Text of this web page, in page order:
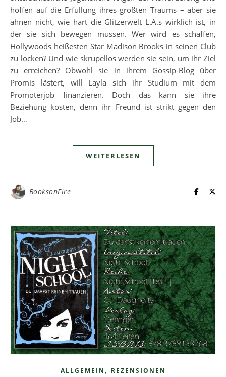
hoffen auf die Erfüllung ihres größten Traums – aber sie
ahnen nicht, wie hart die Glitzerwelt L.A.s wirklich ist, in
der sie sich bewegen müssen. Wer wird es schaffen,
Hollywoods heißesten Star Madison Brooks in seinen Club
zu locken? Und wie skrupellos werden sie sein, um ihr Ziel
zu erreichen? Obwohl sie in ihrem Gossip-Blog über
Promis lästert, will Layla sich ihr Studium mit dem
Promoterjob finanzieren. Doch das kann sie ihre
Beziehung kosten, denn ihr Freund ist strikt gegen den
Job…
WEITERLESEN
BooksonFire
ALLGEMEIN , REZENSIONEN